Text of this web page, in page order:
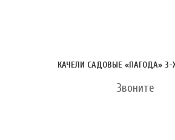
КАЧЕЛИ САДОВЫЕ «ПАГОДА»
Звоните